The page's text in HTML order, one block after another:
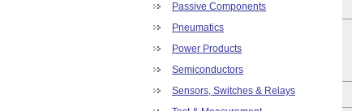
Passive Components
Pneumatics
Power Products
Semiconductors
Sensors, Switches & Relays